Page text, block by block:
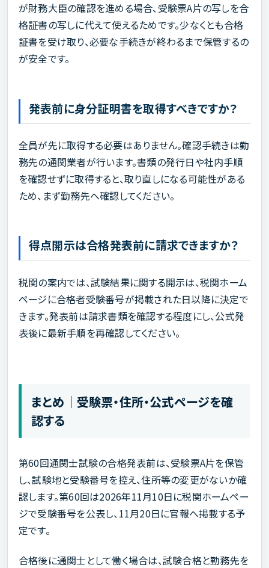
が財務大臣の確認を進める場合、受験票A片の写しを合
格証書の写しに代えて使えるためです。少なくとも合格
証書を受け取り、必要な手続きが終わるまで保管するの
が安全です。
発表前に身分証明書を取得すべきですか？
全員が先に取得する必要はありません。確認手続きは勤
務先の通関業者が行います。書類の発行日や社内手順
を確認せずに取得すると、取り直しになる可能性がある
ため、まず勤務先へ確認してください。
得点開示は合格発表前に請求できますか？
税関の案内では、試験結果に関する開示は、税関ホーム
ページに合格者受験番号が掲載された日以降に決定で
きます。発表前は請求書類を確認する程度にし、公式発
表後に最新手順を再確認してください。
まとめ｜受験票・住所・公式ページを確
認する
第60回通関士試験の合格発表前は、受験票A片を保管
し、試験地と受験番号を控え、住所等の変更がないか確
認します。第60回は2026年11月10日に税関ホームペー
ジで受験番号を公表し、11月20日に官報へ掲載する予
定です。
合格後に通関士として働く場合は、試験合格と勤務先を